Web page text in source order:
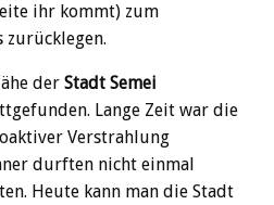
ihr kommt) zum
zurücklegen.
der Stadt Semei
Lange Zeit war die
Verstrahlung
durften nicht einmal
Heute kann man die Stadt